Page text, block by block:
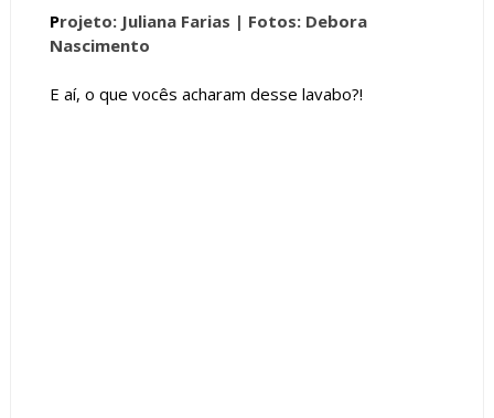
Projeto: Juliana Farias | Fotos: Debora
Nascimento
E aí, o que vocês acharam desse lavabo?!